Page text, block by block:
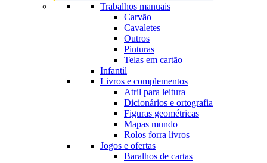
Trabalhos manuais
Carvão
Cavaletes
Outros
Pinturas
Telas em cartão
Infantil
Livros e complementos
Atril para leitura
Dicionários e ortografia
Figuras geométricas
Mapas mundo
Rolos forra livros
Jogos e ofertas
Baralhos de cartas